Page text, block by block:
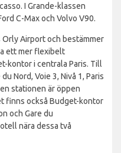
I Grande-klassen
C-Max och Volvo V90.
Orly Airport och bestämmer
ett mer flexibelt
kontor i centrala Paris. Till
Nord, Voie 3, Nivå 1, Paris
stationen är öppen
finns också Budget-kontor
och Gare du
nära dessa två